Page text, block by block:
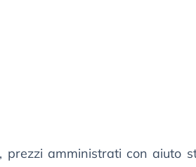
prezzi amministrati con aiuto